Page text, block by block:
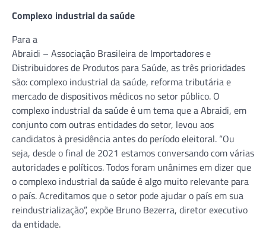
Complexo industrial da saúde
Para a
Abraidi – Associação Brasileira de Importadores e
Distribuidores de Produtos para Saúde, as três prioridades
são: complexo industrial da saúde, reforma tributária e
mercado de dispositivos médicos no setor público. O
complexo industrial da saúde é um tema que a Abraidi, em
conjunto com outras entidades do setor, levou aos
candidatos à presidência antes do período eleitoral. “Ou
seja, desde o final de 2021 estamos conversando com várias
autoridades e políticos. Todos foram unânimes em dizer que
o complexo industrial da saúde é algo muito relevante para
o país. Acreditamos que o setor pode ajudar o país em sua
reindustrialização”, expõe Bruno Bezerra, diretor executivo
da entidade.